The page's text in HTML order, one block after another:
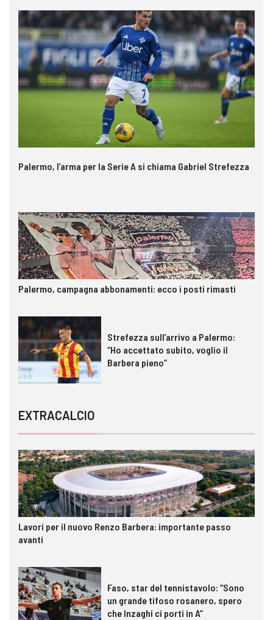
Palermo, l’arma per la Serie A si chiama Gabriel Strefezza
Palermo, campagna abbonamenti: ecco i posti rimasti
Strefezza sull’arrivo a Palermo:
“Ho accettato subito, voglio il
Barbera pieno”
EXTRACALCIO
Lavori per il nuovo Renzo Barbera: importante passo
avanti
Faso, star del tennistavolo: “Sono
un grande tifoso rosanero, spero
che Inzaghi ci porti in A”